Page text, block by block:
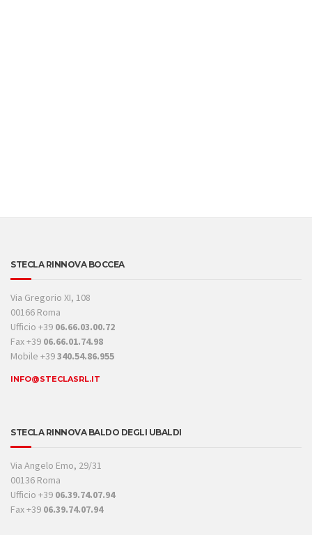
STECLA RINNOVA BOCCEA
Via Gregorio XI, 108
00166 Roma
Ufficio +39 06.66.03.00.72
Fax +39 06.66.01.74.98
Mobile +39340.54.86.955
INFO@STECLASRL.IT
STECLA RINNOVA BALDO DEGLI UBALDI
Via Angelo Emo, 29/31
00136 Roma
Ufficio +39 06.39.74.07.94
Fax +39 06.39.74.07.94